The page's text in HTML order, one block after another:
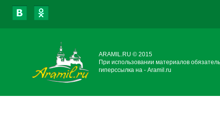
ARAMIL.RU © 2015
При использовании материалов
гиперссылка на - Aramil.ru